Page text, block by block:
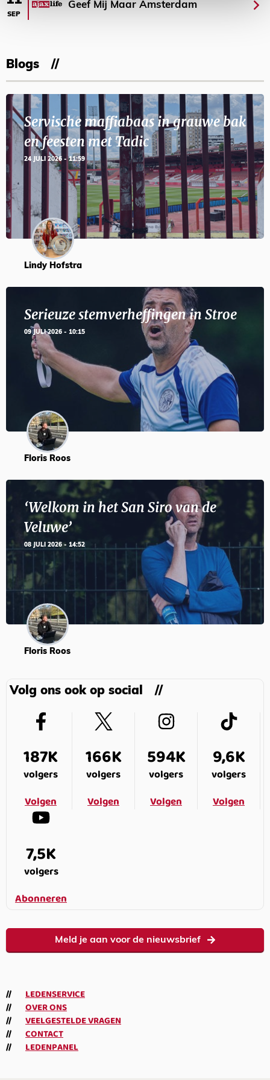
SEP
Geef Mij Maar Amsterdam
Blogs
Servische maffiabaas in grauwe bak
en feesten met Tadic
24 JULI 2026 - 11:59
Lindy Hofstra
Serieuze stemverheffingen in Stroe
09 JULI 2026 - 10:15
Floris Roos
‘Welkom in het San Siro van de
Veluwe’
08 JULI 2026 - 14:52
Floris Roos
Volg ons ook op social
187K
volgers
Volgen
166K
volgers
Volgen
594K
volgers
Volgen
9,6K
volgers
Volgen
7,5K
volgers
Abonneren
Meld je aan voor de nieuwsbrief
LEDENSERVICE
OVER ONS
VEELGESTELDE VRAGEN
CONTACT
LEDENPANEL